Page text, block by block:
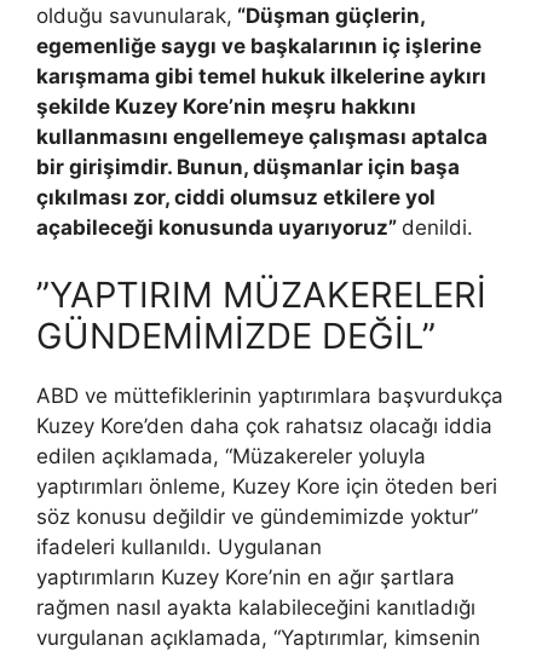
olduğu savunularak, “Düşman güçlerin,
egemenliğe saygı ve başkalarının iç işlerine
karışmama gibi temel hukuk ilkelerine aykırı
şekilde Kuzey Kore’nin meşru hakkını
kullanmasını engellemeye çalışması aptalca
bir girişimdir. Bunun, düşmanlar için başa
çıkılması zor, ciddi olumsuz etkilere yol
açabileceği konusunda uyarıyoruz” denildi.
”YAPTIRIM MÜZAKERELERİ
GÜNDEMİMİZDE DEĞİL”
ABD ve müttefiklerinin yaptırımlara başvurdukça
Kuzey Kore’den daha çok rahatsız olacağı iddia
edilen açıklamada, “Müzakereler yoluyla
yaptırımları önleme, Kuzey Kore için öteden beri
söz konusu değildir ve gündemimizde yoktur”
ifadeleri kullanıldı. Uygulanan
yaptırımların Kuzey Kore’nin en ağır şartlara
rağmen nasıl ayakta kalabileceğini kanıtladığı
vurgulanan açıklamada, “Yaptırımlar, kimsenin